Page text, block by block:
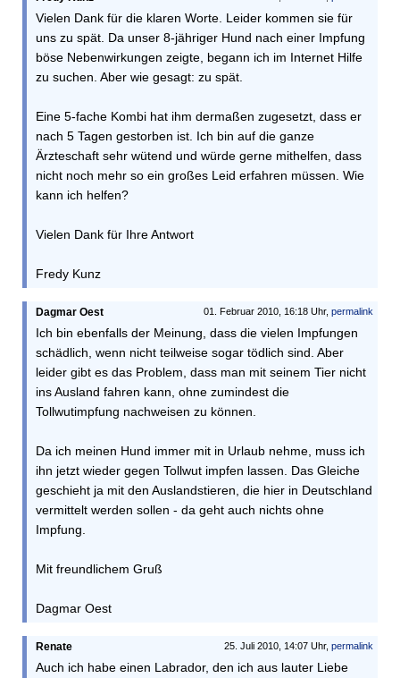
Vielen Dank für die klaren Worte. Leider kommen sie für
uns zu spät. Da unser 8-jähriger Hund nach einer Impfung
böse Nebenwirkungen zeigte, begann ich im Internet Hilfe
zu suchen. Aber wie gesagt: zu spät.
Eine 5-fache Kombi hat ihm dermaßen zugesetzt, dass er
nach 5 Tagen gestorben ist. Ich bin auf die ganze
Ärzteschaft sehr wütend und würde gerne mithelfen, dass
nicht noch mehr so ein großes Leid erfahren müssen. Wie
kann ich helfen?
Vielen Dank für Ihre Antwort
Fredy Kunz
01. Februar 2010, 16:18 Uhr, permalink
Dagmar Oest
Ich bin ebenfalls der Meinung, dass die vielen Impfungen
schädlich, wenn nicht teilweise sogar tödlich sind. Aber
leider gibt es das Problem, dass man mit seinem Tier nicht
ins Ausland fahren kann, ohne zumindest die
Tollwutimpfung nachweisen zu können.
Da ich meinen Hund immer mit in Urlaub nehme, muss ich
ihn jetzt wieder gegen Tollwut impfen lassen. Das Gleiche
geschieht ja mit den Auslandstieren, die hier in Deutschland
vermittelt werden sollen - da geht auch nichts ohne
Impfung.
Mit freundlichem Gruß
Dagmar Oest
25. Juli 2010, 14:07 Uhr, permalink
Renate
Auch ich habe einen Labrador, den ich aus lauter Liebe